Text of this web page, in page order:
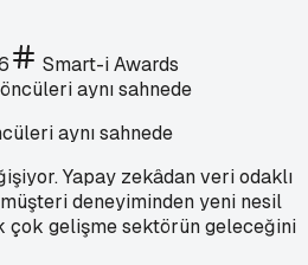
Smart-i Awards
aynı sahnede
Yapay zekâdan veri odaklı
deneyiminden yeni nesil
çok gelişme sektörün geleceğini